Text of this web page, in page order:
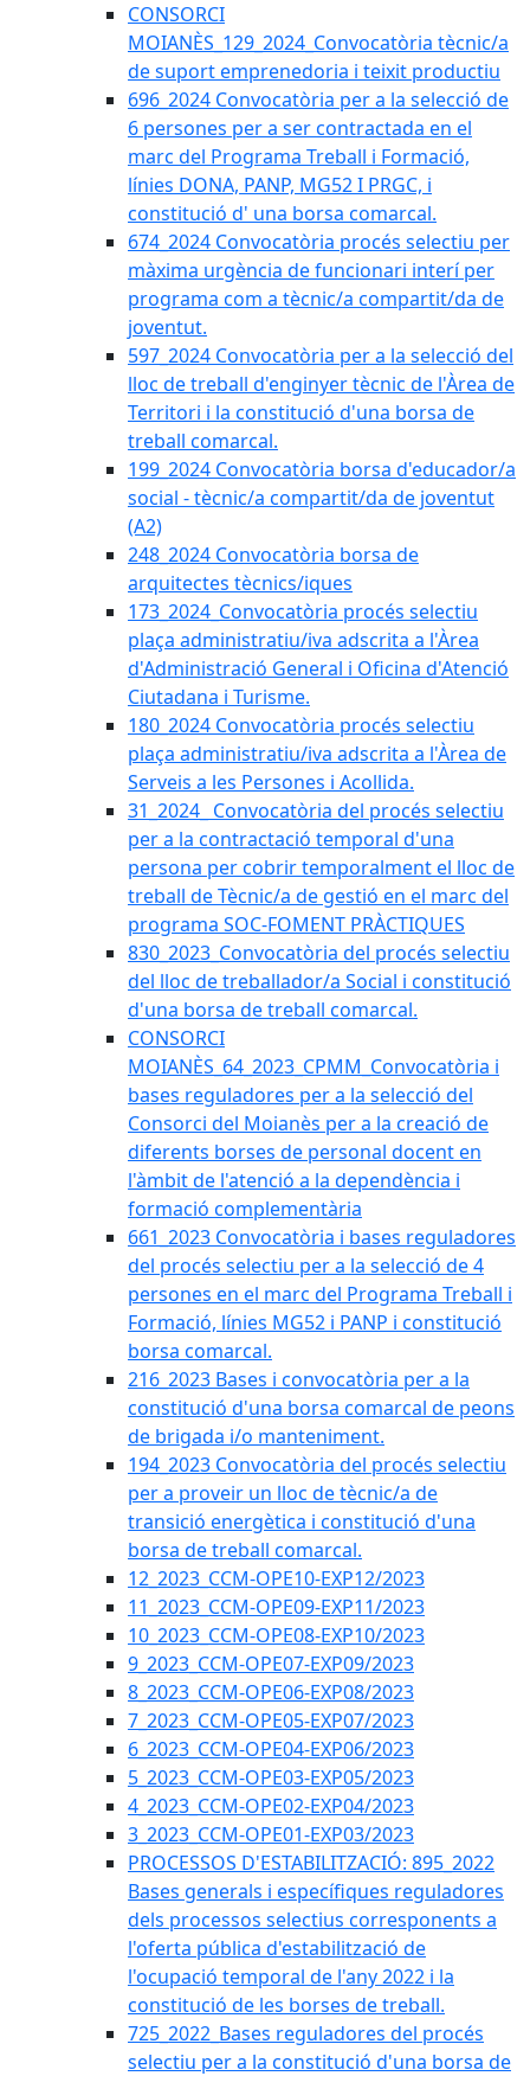
CONSORCI
MOIANÈS_129_2024_Convocatòria tècnic/a
de suport emprenedoria i teixit productiu
696_2024 Convocatòria per a la selecció de
6 persones per a ser contractada en el
marc del Programa Treball i Formació,
línies DONA, PANP, MG52 I PRGC, i
constitució d' una borsa comarcal.
674_2024 Convocatòria procés selectiu per
màxima urgència de funcionari interí per
programa com a tècnic/a compartit/da de
joventut.
597_2024 Convocatòria per a la selecció del
lloc de treball d'enginyer tècnic de l'Àrea de
Territori i la constitució d'una borsa de
treball comarcal.
199_2024 Convocatòria borsa d'educador/a
social - tècnic/a compartit/da de joventut
(A2)
248_2024 Convocatòria borsa de
arquitectes tècnics/iques
173_2024_Convocatòria procés selectiu
plaça administratiu/iva adscrita a l'Àrea
d'Administració General i Oficina d'Atenció
Ciutadana i Turisme.
180_2024 Convocatòria procés selectiu
plaça administratiu/iva adscrita a l'Àrea de
Serveis a les Persones i Acollida.
31_2024_ Convocatòria del procés selectiu
per a la contractació temporal d'una
persona per cobrir temporalment el lloc de
treball de Tècnic/a de gestió en el marc del
programa SOC-FOMENT PRÀCTIQUES
830_2023_Convocatòria del procés selectiu
del lloc de treballador/a Social i constitució
d'una borsa de treball comarcal.
CONSORCI
MOIANÈS_64_2023_CPMM_Convocatòria i
bases reguladores per a la selecció del
Consorci del Moianès per a la creació de
diferents borses de personal docent en
l'àmbit de l'atenció a la dependència i
formació complementària
661_2023 Convocatòria i bases reguladores
del procés selectiu per a la selecció de 4
persones en el marc del Programa Treball i
Formació, línies MG52 i PANP i constitució
borsa comarcal.
216_2023 Bases i convocatòria per a la
constitució d'una borsa comarcal de peons
de brigada i/o manteniment.
194_2023 Convocatòria del procés selectiu
per a proveir un lloc de tècnic/a de
transició energètica i constitució d'una
borsa de treball comarcal.
12_2023_CCM-OPE10-EXP12/2023
11_2023_CCM-OPE09-EXP11/2023
10_2023_CCM-OPE08-EXP10/2023
9_2023_CCM-OPE07-EXP09/2023
8_2023_CCM-OPE06-EXP08/2023
7_2023_CCM-OPE05-EXP07/2023
6_2023_CCM-OPE04-EXP06/2023
5_2023_CCM-OPE03-EXP05/2023
4_2023_CCM-OPE02-EXP04/2023
3_2023_CCM-OPE01-EXP03/2023
PROCESSOS D'ESTABILITZACIÓ: 895_2022
Bases generals i específiques reguladores
dels processos selectius corresponents a
l'oferta pública d'estabilització de
l'ocupació temporal de l'any 2022 i la
constitució de les borses de treball.
725_2022_Bases reguladores del procés
selectiu per a la constitució d'una borsa de